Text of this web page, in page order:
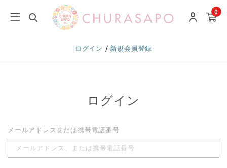
0
ログイン / 新規会員登録
ログイン
メールアドレスまたは携帯電話番号